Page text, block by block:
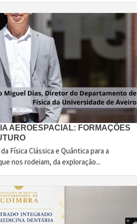
AEROESPACIAL: FORMAÇÕES
Física Clássica e Quântica para a
nos rodeiam, da exploração...